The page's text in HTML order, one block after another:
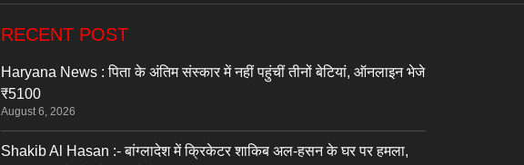
RECENT POST
Haryana News : पिता के अंतिम संस्कार में नहीं पहुंचीं तीनों बेटियां, ऑनलाइन भेजे
₹5100
August 6, 2026
Shakib Al Hasan :- बांग्लादेश में क्रिकेटर शाकिब अल-हसन के घर पर हमला,